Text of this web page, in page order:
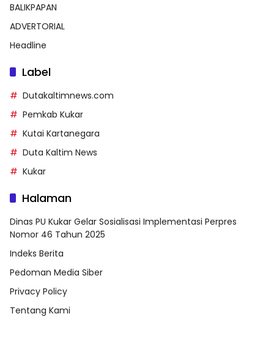
BALIKPAPAN
ADVERTORIAL
Headline
Label
Dutakaltimnews.com
Pemkab Kukar
Kutai Kartanegara
Duta Kaltim News
Kukar
Halaman
Dinas PU Kukar Gelar Sosialisasi Implementasi Perpres
Nomor 46 Tahun 2025
Indeks Berita
Pedoman Media Siber
Privacy Policy
Tentang Kami